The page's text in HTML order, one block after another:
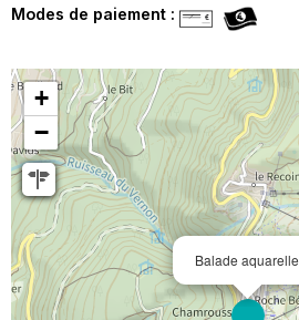
Modes de paiement :
Balade aquarelle
+
−